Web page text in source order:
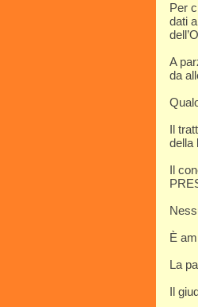
Per
dati
A
da
Il
della
Il
È
La
Il